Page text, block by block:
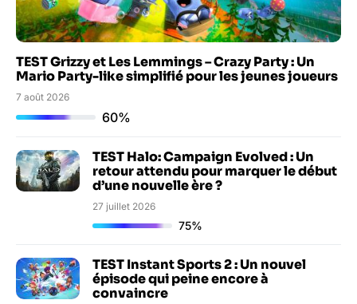
TEST Grizzy et Les Lemmings – Crazy Party : Un
Mario Party-like simplifié pour les jeunes joueurs
7 août 2026
60%
TEST Halo: Campaign Evolved : Un
retour attendu pour marquer le début
d’une nouvelle ère ?
27 juillet 2026
75%
TEST Instant Sports 2 : Un nouvel
épisode qui peine encore à
convaincre